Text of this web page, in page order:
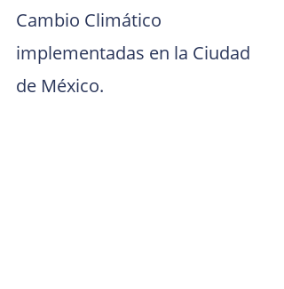
Cambio Climático
implementadas en la Ciudad
de México.